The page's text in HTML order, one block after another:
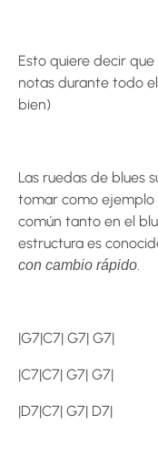
Esto quiere decir
notas durante todo
bien)
Las ruedas de blues
tomar como ejemplo
común tanto en el
estructura es
con cambio rápido.
|G7|C7| G7| G7|
|C7|C7| G7| G7|
|D7|C7| G7| D7|